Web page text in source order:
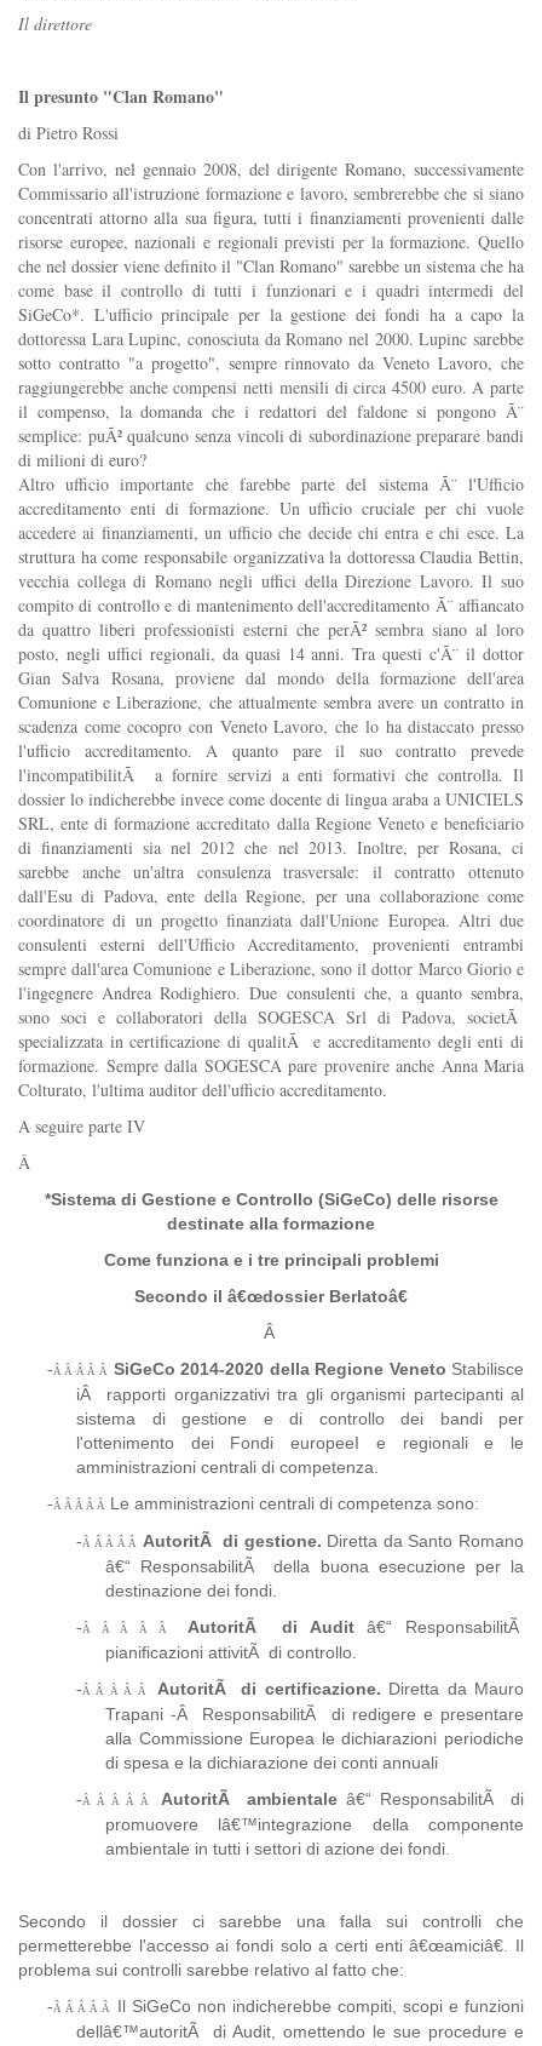
Il direttore
Il presunto "Clan Romano"
di Pietro Rossi
Con l'arrivo, nel gennaio 2008, del dirigente Romano, successivamente
Commissario all'istruzione formazione e lavoro, sembrerebbe che si siano
concentrati attorno alla sua figura, tutti i finanziamenti provenienti dalle
risorse europee, nazionali e regionali previsti per la formazione. Quello
che nel dossier viene definito il "Clan Romano" sarebbe un sistema che ha
come base il controllo di tutti i funzionari e i quadri intermedi del
SiGeCo*. L'ufficio principale per la gestione dei fondi ha a capo la
dottoressa Lara Lupinc, conosciuta da Romano nel 2000. Lupinc sarebbe
sotto contratto "a progetto", sempre rinnovato da Veneto Lavoro, che
raggiungerebbe anche compensi netti mensili di circa 4500 euro. A parte
il compenso, la domanda che i redattori del faldone si pongono Ã¨
semplice: puÃ² qualcuno senza vincoli di subordinazione preparare bandi
di milioni di euro?
Altro ufficio importante che farebbe parte del sistema Ã¨ l'Ufficio
accreditamento enti di formazione. Un ufficio cruciale per chi vuole
accedere ai finanziamenti, un ufficio che decide chi entra e chi esce. La
struttura ha come responsabile organizzativa la dottoressa Claudia Bettin,
vecchia collega di Romano negli uffici della Direzione Lavoro. Il suo
compito di controllo e di mantenimento dell'accreditamento Ã¨ affiancato
da quattro liberi professionisti esterni che perÃ² sembra siano al loro
posto, negli uffici regionali, da quasi 14 anni. Tra questi c'Ã¨ il dottor
Gian Salva Rosana, proviene dal mondo della formazione dell'area
Comunione e Liberazione, che attualmente sembra avere un contratto in
scadenza come cocopro con Veneto Lavoro, che lo ha distaccato presso
l'ufficio accreditamento. A quanto pare il suo contratto prevede
l'incompatibilitÃ a fornire servizi a enti formativi che controlla. Il
dossier lo indicherebbe invece come docente di lingua araba a UNICIELS
SRL, ente di formazione accreditato dalla Regione Veneto e beneficiario
di finanziamenti sia nel 2012 che nel 2013. Inoltre, per Rosana, ci
sarebbe anche un'altra consulenza trasversale: il contratto ottenuto
dall'Esu di Padova, ente della Regione, per una collaborazione come
coordinatore di un progetto finanziata dall'Unione Europea. Altri due
consulenti esterni dell'Ufficio Accreditamento, provenienti entrambi
sempre dall'area Comunione e Liberazione, sono il dottor Marco Giorio e
l'ingegnere Andrea Rodighiero. Due consulenti che, a quanto sembra,
sono soci e collaboratori della SOGESCA Srl di Padova, societÃ
specializzata in certificazione di qualitÃ e accreditamento degli enti di
formazione. Sempre dalla SOGESCA pare provenire anche Anna Maria
Colturato, l'ultima auditor dell'ufficio accreditamento.
A seguire parte IV
Â
*Sistema di Gestione e Controllo (SiGeCo) delle risorse
destinate alla formazione
Come funziona e i tre principali problemi
Secondo il â€œdossier Berlatoâ€
Â
-Â Â Â Â Â SiGeCo 2014-2020 della Regione Veneto Stabilisce
iÂ rapporti organizzativi tra gli organismi partecipanti al
sistema di gestione e di controllo dei bandi per
l'ottenimento dei Fondi europeeI e regionali e le
amministrazioni centrali di competenza.
-Â Â Â Â Â Le amministrazioni centrali di competenza sono:
-Â Â Â Â Â AutoritÃ di gestione. Diretta da Santo Romano
â€“ ResponsabilitÃ della buona esecuzione per la
destinazione dei fondi.
-Â Â Â Â Â AutoritÃ di Auditâ€“ ResponsabilitÃ
pianificazioni attivitÃ di controllo.
-Â Â Â Â Â AutoritÃ di certificazione. Diretta da Mauro
Trapani -Â ResponsabilitÃ di redigere e presentare
alla Commissione Europea le dichiarazioni periodiche
di spesa e la dichiarazione dei conti annuali
-Â Â Â Â Â AutoritÃ ambientale â€“ ResponsabilitÃ di
promuovere lâ€™integrazione della componente
ambientale in tutti i settori di azione dei fondi.
Secondo il dossier ci sarebbe una falla sui controlli che
permetterebbe l'accesso ai fondi solo a certi enti â€œamiciâ€. Il
problema sui controlli sarebbe relativo al fatto che:
-Â Â Â Â Â Il SiGeCo non indicherebbe compiti, scopi e funzioni
dellâ€™autoritÃ di Audit, omettendo le sue procedure e